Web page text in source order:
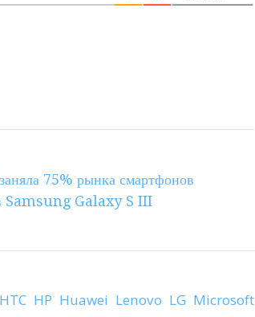
75% рынка смартфонов
Samsung Galaxy S III
HTC HP Huawei Lenovo LG Microsoft